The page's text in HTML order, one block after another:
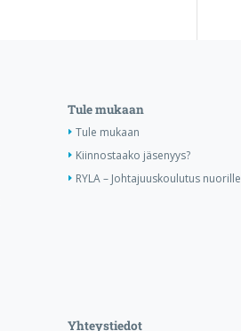
Tule mukaan
Tule mukaan
Kiinnostaako jäsenyys?
RYLA – Johtajuuskoulutus nuorille
Yhteystiedot